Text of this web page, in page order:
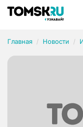
Главная Новости